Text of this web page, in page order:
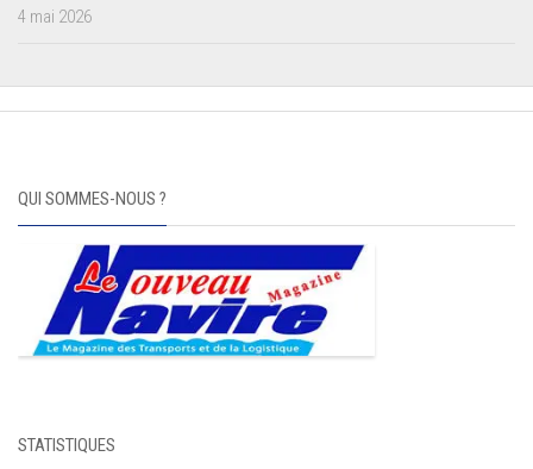
4 mai 2026
QUI SOMMES-NOUS ?
STATISTIQUES